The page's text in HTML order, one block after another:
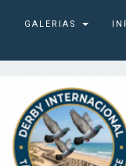
GALERIAS